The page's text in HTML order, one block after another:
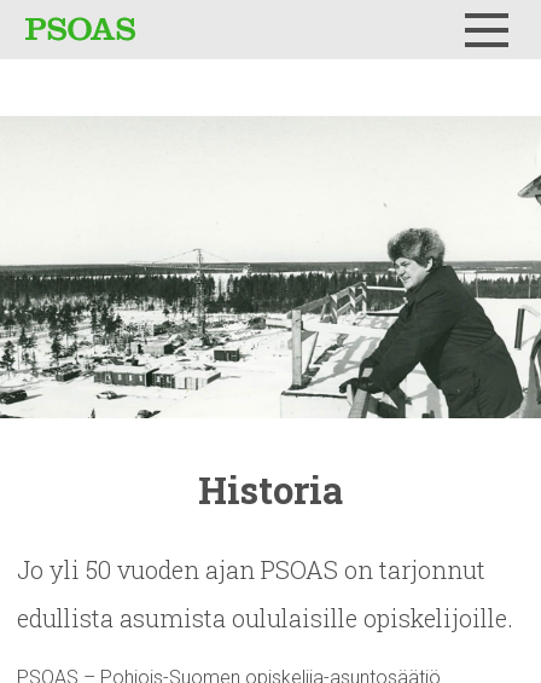
Historia
Jo yli 50 vuoden ajan PSOAS on tarjonnut
edullista asumista oululaisille opiskelijoille.
PSOAS – Pohjois-Suomen opiskelija-asuntosäätiö